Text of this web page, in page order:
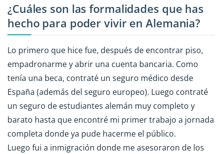
¿Cuáles son las formalidades que has
hecho para poder vivir en Alemania?
Lo primero que hice fue, después de encontrar piso,
empadronarme y abrir una cuenta bancaria. Como
tenía una beca, contraté un seguro médico desde
España (además del seguro europeo). Luego contraté
un seguro de estudiantes alemán muy completo y
barato hasta que encontré mi primer trabajo a jornada
completa donde ya pude hacerme el público.
Luego fui a inmigración donde me asesoraron de los